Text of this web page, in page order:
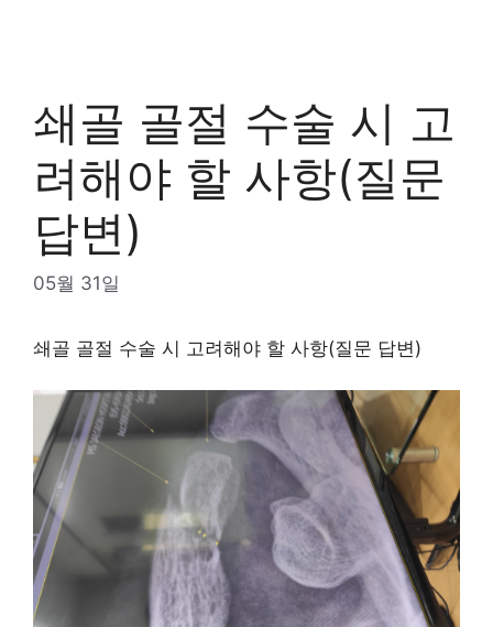
쇄골 골절 수술 시 고
려해야 할 사항(질문
답변)
05월 31일
쇄골 골절 수술 시 고려해야 할 사항(질문 답변)